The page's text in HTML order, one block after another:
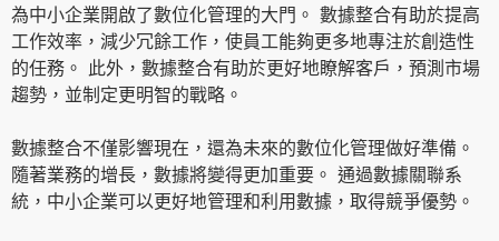
為中小企業開啟了數位化管理的大門。 數據整合有助於提高
工作效率，減少冗餘工作，使員工能夠更多地專注於創造性
的任務。 此外，數據整合有助於更好地瞭解客戶，預測市場
趨勢，並制定更明智的戰略。
數據整合不僅影響現在，還為未來的數位化管理做好準備。
隨著業務的增長，數據將變得更加重要。 通過數據關聯系
統，中小企業可以更好地管理和利用數據，取得競爭優勢。